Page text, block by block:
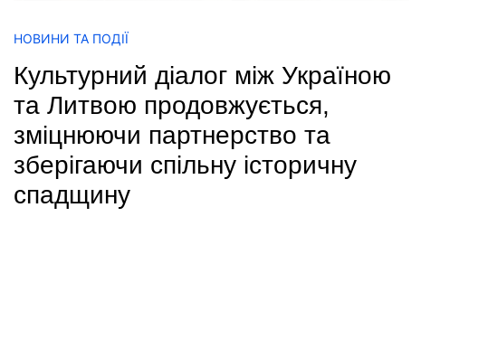
НОВИНИ ТА ПОДІЇ
Культурний діалог між Україною
та Литвою продовжується,
зміцнюючи партнерство та
зберігаючи спільну історичну
спадщину